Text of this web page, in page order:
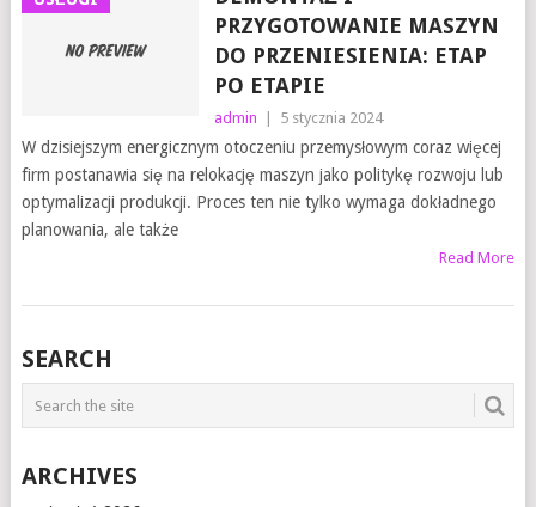
PRZYGOTOWANIE MASZYN
DO PRZENIESIENIA: ETAP
PO ETAPIE
admin 5 stycznia 2024
W dzisiejszym energicznym otoczeniu przemysłowym coraz więcej
firm postanawia się na relokację maszyn jako politykę rozwoju lub
optymalizacji produkcji. Proces ten nie tylko wymaga dokładnego
planowania, ale także
Read More
SEARCH
ARCHIVES